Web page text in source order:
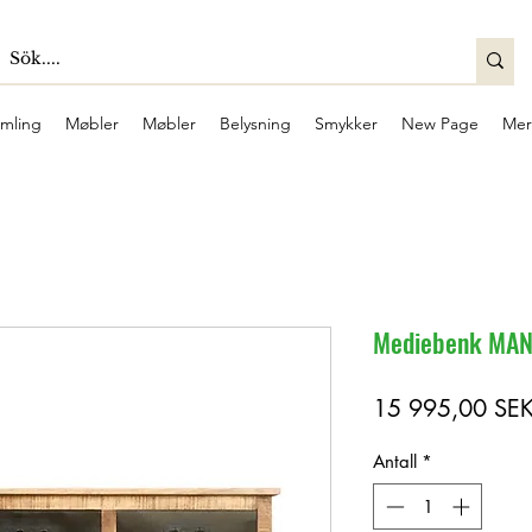
Møbler Møbler Belysning Smykker New Page Mer
Mediebenk
15 995,00
Antall *